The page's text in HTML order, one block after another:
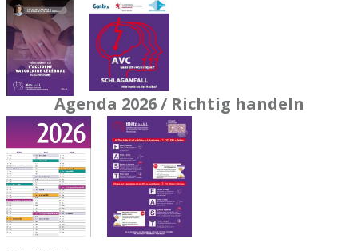
Agenda 2026 / Richtig handeln